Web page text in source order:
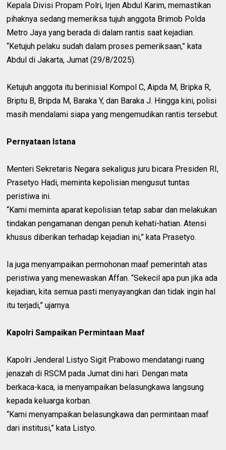
Kepala Divisi Propam Polri, Irjen Abdul Karim, memastikan
pihaknya sedang memeriksa tujuh anggota Brimob Polda
Metro Jaya yang berada di dalam rantis saat kejadian.
“Ketujuh pelaku sudah dalam proses pemeriksaan,” kata
Abdul di Jakarta, Jumat (29/8/2025).
Ketujuh anggota itu berinisial Kompol C, Aipda M, Bripka R,
Briptu B, Bripda M, Baraka Y, dan Baraka J. Hingga kini, polisi
masih mendalami siapa yang mengemudikan rantis tersebut.
Pernyataan Istana
Menteri Sekretaris Negara sekaligus juru bicara Presiden RI,
Prasetyo Hadi, meminta kepolisian mengusut tuntas
peristiwa ini.
“Kami meminta aparat kepolisian tetap sabar dan melakukan
tindakan pengamanan dengan penuh kehati-hatian. Atensi
khusus diberikan terhadap kejadian ini,” kata Prasetyo.
Ia juga menyampaikan permohonan maaf pemerintah atas
peristiwa yang menewaskan Affan. “Sekecil apa pun jika ada
kejadian, kita semua pasti menyayangkan dan tidak ingin hal
itu terjadi,” ujarnya.
Kapolri Sampaikan Permintaan Maaf
Kapolri Jenderal Listyo Sigit Prabowo mendatangi ruang
jenazah di RSCM pada Jumat dini hari. Dengan mata
berkaca-kaca, ia menyampaikan belasungkawa langsung
kepada keluarga korban.
“Kami menyampaikan belasungkawa dan permintaan maaf
dari institusi,” kata Listyo.